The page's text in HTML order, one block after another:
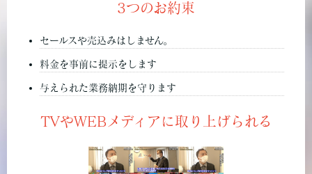
3つのお約束
セールスや売込みはしません。
料金を事前に提示をします
与えられた業務納期を守ります
TVやWEBメディアに取り上げられる